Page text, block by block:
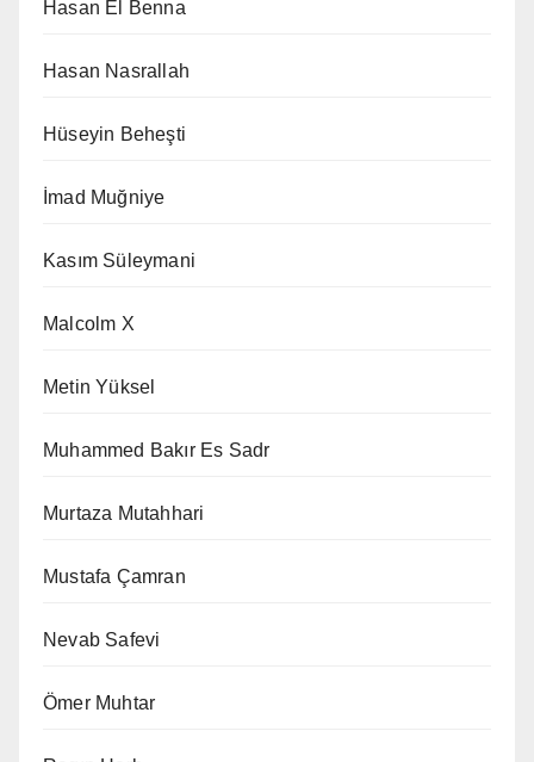
Hasan El Benna
Hasan Nasrallah
Hüseyin Beheşti
İmad Muğniye
Kasım Süleymani
Malcolm X
Metin Yüksel
Muhammed Bakır Es Sadr
Murtaza Mutahhari
Mustafa Çamran
Nevab Safevi
Ömer Muhtar